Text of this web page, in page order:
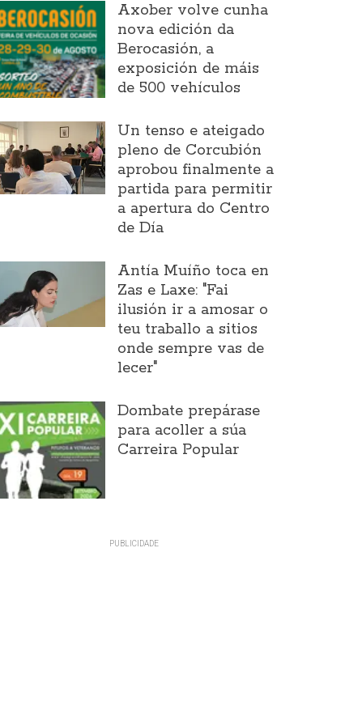
Axober volve cunha
nova edición da
Berocasión, a
exposición de máis
de 500 vehículos
Un tenso e ateigado
pleno de Corcubión
aprobou finalmente a
partida para permitir
a apertura do Centro
de Día
Antía Muíño toca en
Zas e Laxe: "Fai
ilusión ir a amosar o
teu traballo a sitios
onde sempre vas de
lecer"
Dombate prepárase
para acoller a súa
Carreira Popular